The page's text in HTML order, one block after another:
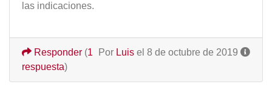
las indicaciones.
Por Luis el 8 de octubre de 2019
Responder (1
respuesta)